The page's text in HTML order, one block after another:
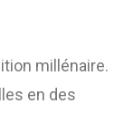
millénaire.
en des